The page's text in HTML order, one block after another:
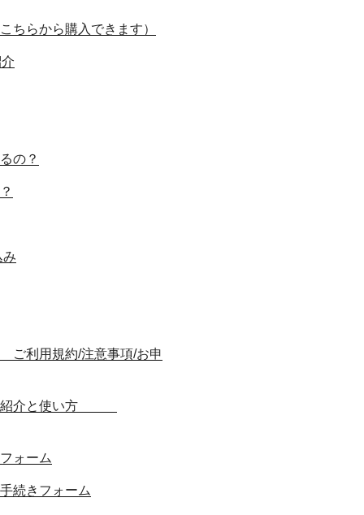
ちらから購入できます）
の？
み
ご利用規約/注意事項/お申
能紹介と使い方
ォーム
続きフォーム